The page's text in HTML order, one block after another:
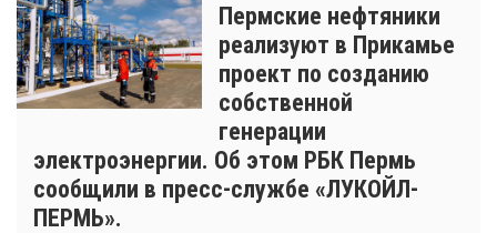
Пермские нефтяники
реализуют в Прикамье
проект по созданию
собственной
генерации
электроэнергии. Об этом РБК Пермь
сообщили в пресс-службе «ЛУКОЙЛ-
ПЕРМЬ».